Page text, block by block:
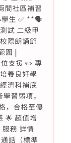
間社區補習
學生 ✅ **🗣️
試 二級甲
際朗誦節
圍 |
支援 ✏️ 專
養良好學
濟科補底
習弱項，
，合格至優
🌟 超值增
務 詳情
話（標準